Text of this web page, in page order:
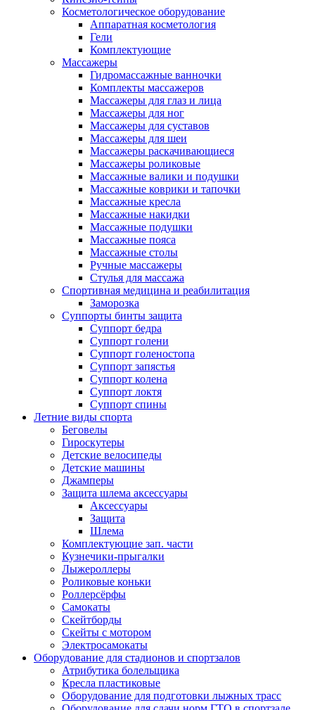
Косметологическое оборудование
Аппаратная косметология
Гели
Комплектующие
Массажеры
Гидромассажные ванночки
Комплекты массажеров
Массажеры для глаз и лица
Массажеры для ног
Массажеры для суставов
Массажеры для шеи
Массажеры раскачивающиеся
Массажеры роликовые
Массажные валики и подушки
Массажные коврики и тапочки
Массажные кресла
Массажные накидки
Массажные подушки
Массажные пояса
Массажные столы
Ручные массажеры
Стулья для массажа
Спортивная медицина и реабилитация
Заморозка
Суппорты бинты защита
Суппорт бедра
Суппорт голени
Суппорт голеностопа
Суппорт запястья
Суппорт колена
Суппорт локтя
Суппорт спины
Летние виды спорта
Беговелы
Гироскутеры
Детские велосипеды
Детские машины
Джамперы
Защита шлема аксессуары
Аксессуары
Защита
Шлема
Комплектующие зап. части
Кузнечики-прыгалки
Лыжероллеры
Роликовые коньки
Роллерсёрфы
Самокаты
Скейтборды
Скейты с мотором
Электросамокаты
Оборудование для стадионов и спортзалов
Атрибутика болельщика
Кресла пластиковые
Оборудование для подготовки лыжных трасс